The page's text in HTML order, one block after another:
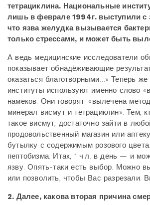
тетрациклина. Национальные
лишь в феврале 1994г. выступили с
что язва желудка вызывается
только стрессами, и может быть
А ведь медицинские исследователи
показывает обнадёживающие
оказаться благотворными…» Теперь
институты используют именно слово
намеков. Они говорят: «вылечена
минерал висмут и тетрациклин». Тем,
такое висмут, достаточно зайти в
продовольственный магазин или
бутылку с содержимым розового
пептобизма. Итак, 1 ч.л. в день — и
язву. Опять-таки есть выбор. Можно
или позволить, чтобы Вас разрезали.
2. Далее, какова вторая причина